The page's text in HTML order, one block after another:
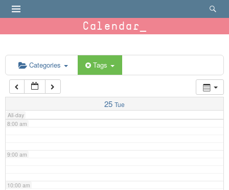
Calendar
Categories Tags
25 Tue
All-day
6:00 am
7:00 am
8:00 am
9:00 am
10:00 am